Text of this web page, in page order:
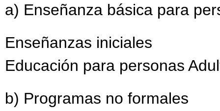
a) Enseñanza básica para
Enseñanzas iniciales
Educación para personas
b) Programas no formales